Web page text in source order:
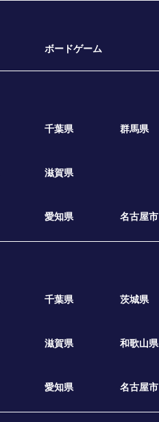
ボードゲーム
千葉県 群馬県
滋賀県
愛知県 名古屋市
千葉県 茨城県
滋賀県 和歌山県
愛知県 名古屋市